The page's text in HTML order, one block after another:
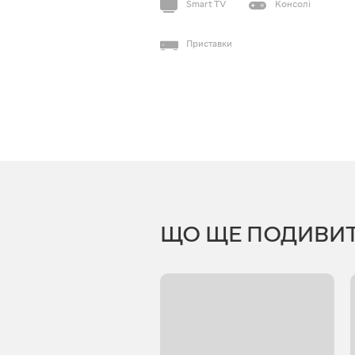
Smart TV Консолі
Приставки
ЩО ЩЕ